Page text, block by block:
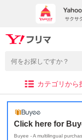
カテゴリから
Click here for
Buyee - A multilingual